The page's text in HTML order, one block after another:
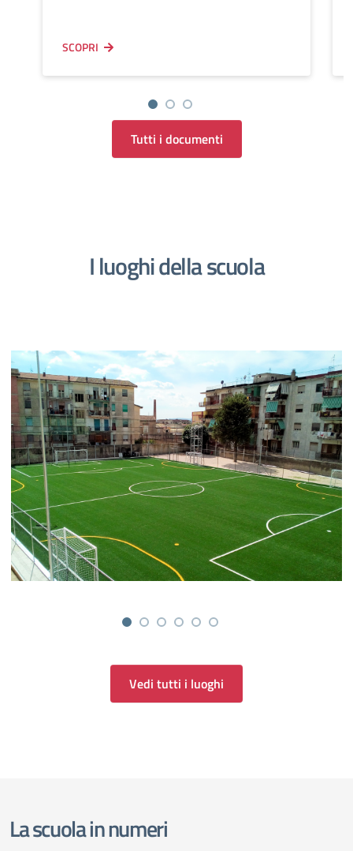
SCOPRI
Tutti i documenti
I luoghi della scuola
Vedi tutti i luoghi
La scuola in numeri